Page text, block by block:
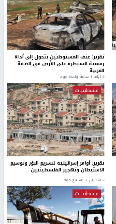
تقرير: عنف المستوطنين يتحول إلى أداة
رسمية للسيطرة على الأرض في الضفة
الغربية
5 أيام، 1 ساعة واحدة ago
فلسطينيات
تقرير: أوامر إسرائيلية لتشريع البؤر وتوسيع
الاستيطان وتهجير الفلسطينيين
2 شهرين، 3 أسابيع ago
فلسطينيات